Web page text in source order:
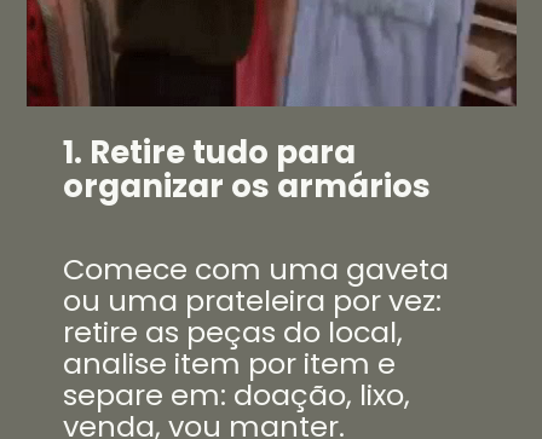
Comece com uma gaveta
ou uma prateleira por vez:
retire as peças do local,
analise item por item e
separe em: doação, lixo,
venda, vou manter.
1. Retire tudo para
organizar os armários